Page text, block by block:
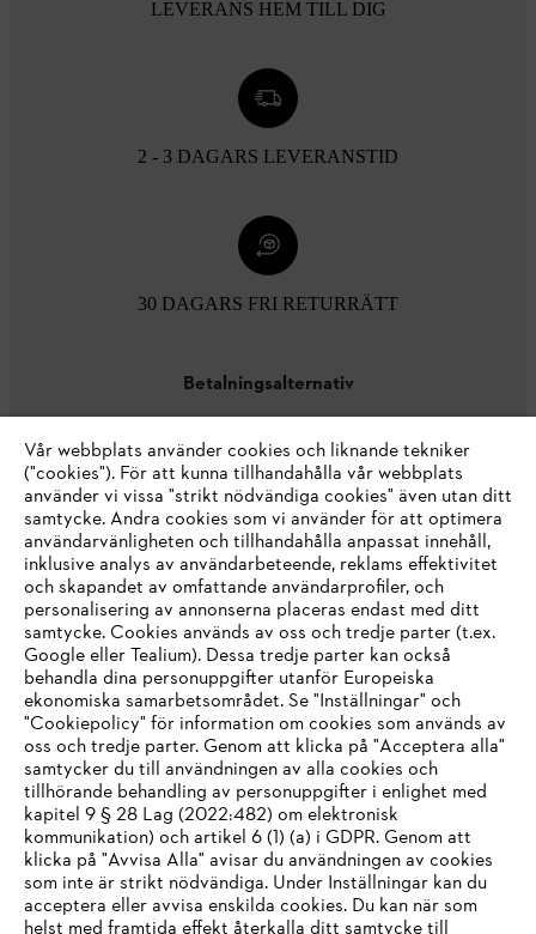
LEVERANS HEM TILL DIG
2 - 3 DAGARS LEVERANSTID
30 DAGARS FRI RETURRÄTT
Betalningsalternativ
Företaget
STIHL FAQ
Service
Allmänna villkor och bestämmelser
IHR BROWSER WIRD NICHT
UNTERSTÜTZT
Sie nutzen einen Browser, den wir noch nicht unterstützen. Für
Vår webbplats använder cookies och liknande tekniker
("cookies"). För att kunna tillhandahålla vår webbplats
använder vi vissa "strikt nödvändiga cookies" även utan ditt
samtycke. Andra cookies som vi använder för att optimera
användarvänligheten och tillhandahålla anpassat innehåll,
inklusive analys av användarbeteende, reklams effektivitet
och skapandet av omfattande användarprofiler, och
personalisering av annonserna placeras endast med ditt
samtycke. Cookies används av oss och tredje parter (t.ex.
Google eller Tealium). Dessa tredje parter kan också
behandla dina personuppgifter utanför Europeiska
ekonomiska samarbetsområdet. Se "Inställningar" och
"Cookiepolicy" för information om cookies som används av
oss och tredje parter. Genom att klicka på "Acceptera alla"
samtycker du till användningen av alla cookies och
tillhörande behandling av personuppgifter i enlighet med
kapitel 9 § 28 Lag (2022:482) om elektronisk
kommunikation) och artikel 6 (1) (a) i GDPR. Genom att
klicka på "Avvisa Alla" avisar du användningen av cookies
som inte är strikt nödvändiga. Under Inställningar kan du
acceptera eller avvisa enskilda cookies. Du kan när som